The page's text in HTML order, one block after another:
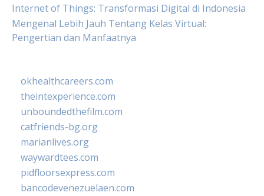
Internet of Things: Transformasi Digital di Indonesia
Mengenal Lebih Jauh Tentang Kelas Virtual:
Pengertian dan Manfaatnya
okhealthcareers.com
theintexperience.com
unboundedthefilm.com
catfriends-bg.org
marianlives.org
waywardtees.com
pidfloorsexpress.com
bancodevenezuelaen.com